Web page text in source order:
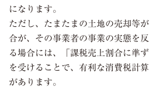
になります。
ただし、たまたまの土地の売却等
合が、その事業者の事業の実態を
る場合には、「課税売上割合に準
を受けることで、有利な消費税計
があります。